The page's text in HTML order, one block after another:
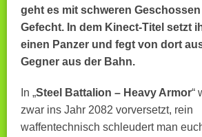
geht es mit schweren
Gefecht. In dem Kinect-Titel setzt
einen Panzer und fegt von dort
Gegner aus der Bahn.
In „Steel Battalion – Heavy Armor“
zwar ins Jahr 2082 vorversetzt, rein
waffentechnisch schleudert man